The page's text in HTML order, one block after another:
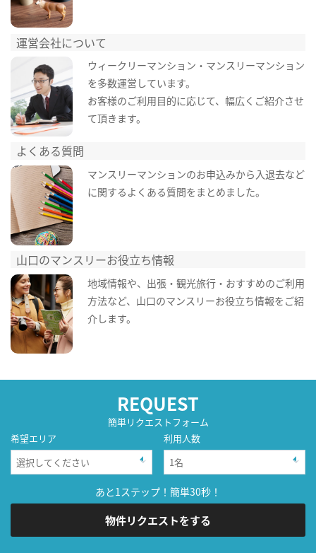
運営会社について
ウィークリーマンション・マンスリーマンション
を多数運営しています。
お客様のご利用目的に応じて、幅広くご紹介させ
て頂きます。
よくある質問
マンスリーマンションのお申込みから入退去など
に関するよくある質問をまとめました。
山口のマンスリーお役立ち情報
地域情報や、出張・観光旅行・おすすめのご利用
方法など、山口のマンスリーお役立ち情報をご紹
介します。
REQUEST
簡単リクエストフォーム
希望エリア
利用人数
あと1ステップ！簡単30秒！
物件リクエストをする